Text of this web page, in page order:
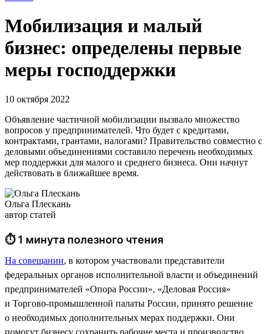
Мобилизация и малый
бизнес: определены первые
меры господдержки
10 октября 2022
Объявление частичной мобилизации вызвало множество
вопросов у предпринимателей. Что будет с кредитами,
контрактами, грантами, налогами? Правительство совместно с
деловыми объединениями составило перечень необходимых
мер поддержки для малого и среднего бизнеса. Они начнут
действовать в ближайшее время.
Ольга Плескань
автор статей
⏱ 1 минута полезного чтения
На совещании, в котором участвовали представители
федеральных органов исполнительной власти и объединений
предпринимателей «Опора России», «Деловая Россия»
и Торгово-промышленной палаты России, принято решение
о необходимых дополнительных мерах поддержки. Они
помогут бизнесу сохранить рабочие места и производство,